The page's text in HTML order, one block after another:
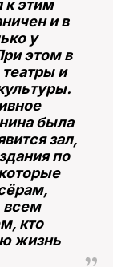
к этим
и в
у
этом в
и
была
зал,
по
всем
кто
жизнь